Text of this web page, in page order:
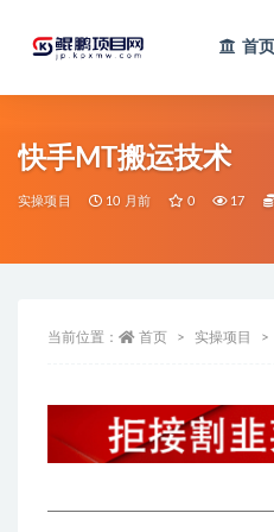
首页
快手MT搬运技术
实操项目 10 月前 0 17
当前位置： 首页 实操项目